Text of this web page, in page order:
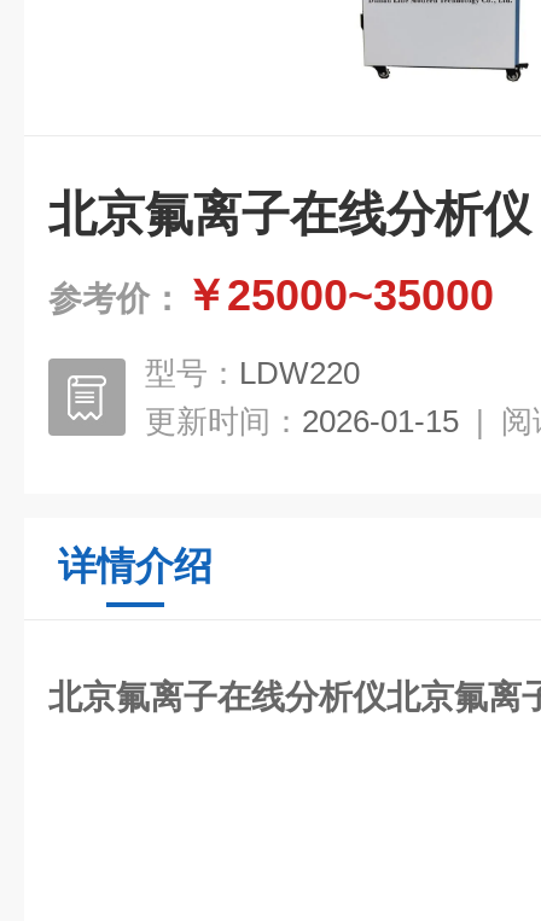
北京氟离子在线分析仪
参考价： ￥25000~35000
型号： LDW220
更新时间： 2026-01-15 | 阅
详情介绍
北京氟离子在线分析仪北京氟离